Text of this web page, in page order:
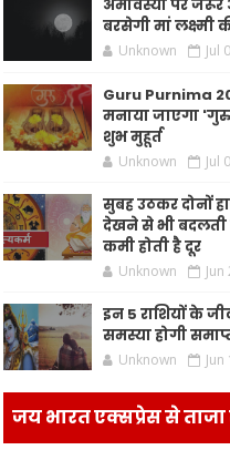
अमावस्या पर जरूर
बरसेगी मां लक्ष्मी
Unknown Jul
Guru Purnima
मनाया जाएगा 'गुरु
शुभ मुहूर्त
Unknown Jul
सुबह उठकर दोनों
देखने से भी
कमी होती है दूर
Unknown Jun
इन 5 राशियों के
समस्या होगी
Unknown Jun
जय भारत एक्सप्रेस से ताजा